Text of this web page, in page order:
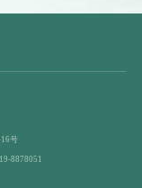
号
8878051